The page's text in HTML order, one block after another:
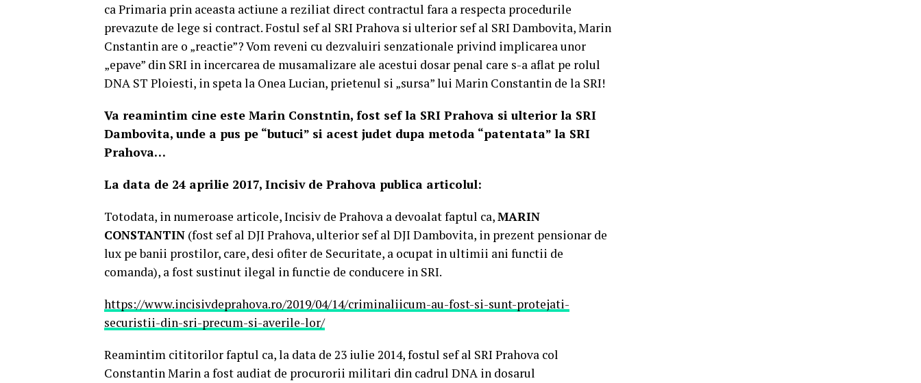
ca Primaria prin aceasta actiune a reziliat direct contractul fara a respecta procedurile
prevazute de lege si contract. Fostul sef al SRI Prahova si ulterior sef al SRI Dambovita, Marin
Cnstantin are o „reactie”? Vom reveni cu dezvaluiri senzationale privind implicarea unor
„epave” din SRI in incercarea de musamalizare ale acestui dosar penal care s-a aflat pe rolul
DNA ST Ploiesti, in speta la Onea Lucian, prietenul si „sursa” lui Marin Constantin de la SRI!
Va reamintim cine este Marin Constntin, fost sef la SRI Prahova si ulterior la SRI
Dambovita, unde a pus pe “butuci” si acest judet dupa metoda “patentata” la SRI
Prahova…
La data de 24 aprilie 2017, Incisiv de Prahova publica articolul:
Totodata, in numeroase articole, Incisiv de Prahova a devoalat faptul ca,MARIN
CONSTANTIN (fost sef al DJI Prahova, ulterior sef al DJI Dambovita, in prezent pensionar de
lux pe banii prostilor, care, desi ofiter de Securitate, a ocupat in ultimii ani functii de
comanda), a fost sustinut ilegal in functie de conducere in SRI.
https://www.incisivdeprahova.ro/2019/04/14/criminaliicum-au-fost-si-sunt-protejati-
securistii-din-sri-precum-si-averile-lor/
Reamintim cititorilor faptul ca, la data de 23 iulie 2014, fostul sef al SRI Prahova col
Constantin Marin a fost audiat de procurorii militari din cadrul DNA in dosarul